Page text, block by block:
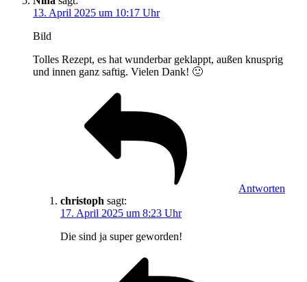
13. April 2025 um 10:17 Uhr
Bild
Tolles Rezept, es hat wunderbar geklappt, außen knusprig
und innen ganz saftig. Vielen Dank! 🙂
Antworten
christoph sagt:
17. April 2025 um 8:23 Uhr
Die sind ja super geworden!